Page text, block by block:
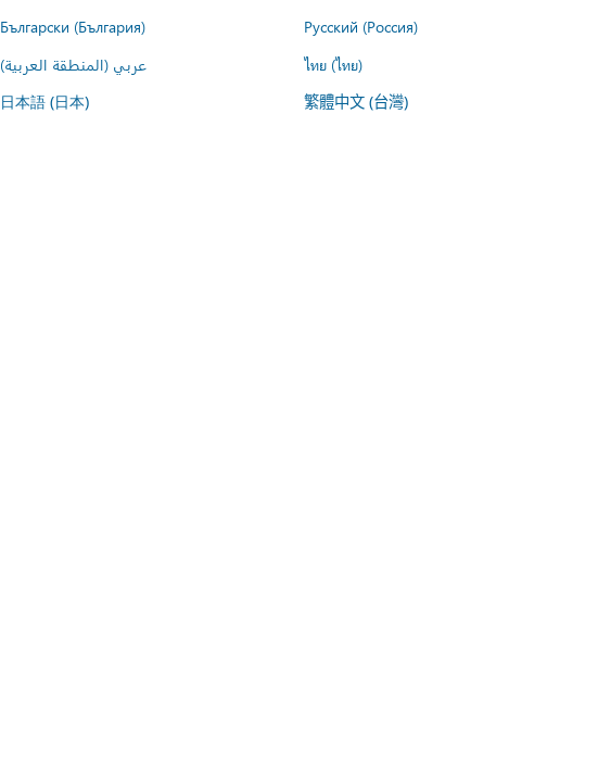
Български (България) Русский (Россия)
عربي (المنطقة العربية) ไทย (ไทย)
日本語 (日本) 繁體中文 (台灣)